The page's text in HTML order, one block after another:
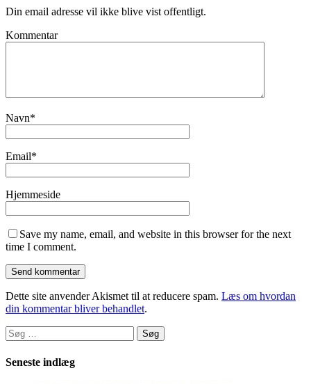
Din email adresse vil ikke blive vist offentligt.
Kommentar
Navn*
Email*
Hjemmeside
Save my name, email, and website in this browser for the next
time I comment.
Dette site anvender Akismet til at reducere spam. Læs om hvordan
din kommentar bliver behandlet.
Søg
efter:
Seneste indlæg